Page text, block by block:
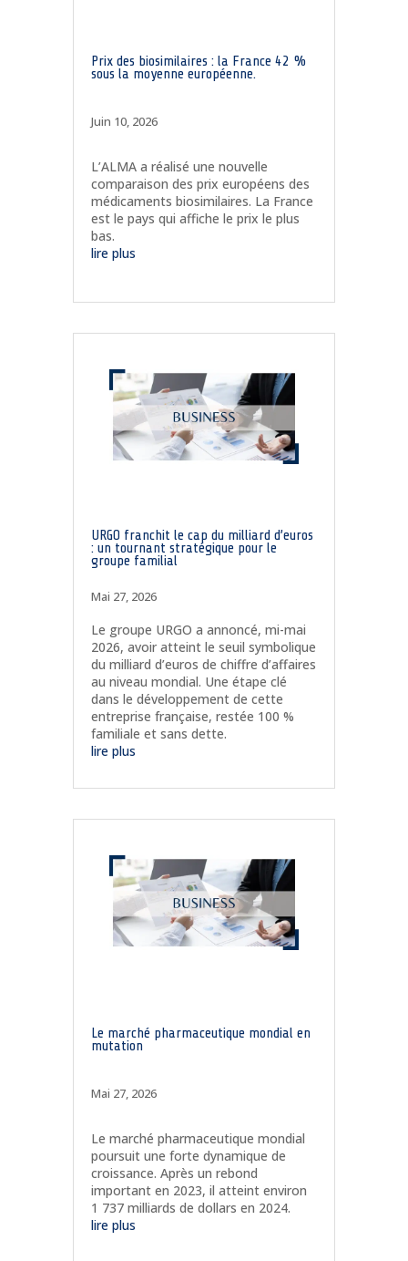
Prix des biosimilaires : la France 42 %
sous la moyenne européenne.
Juin 10, 2026
L’ALMA a réalisé une nouvelle
comparaison des prix européens des
médicaments biosimilaires. La France
est le pays qui affiche le prix le plus
bas.
lire plus
URGO franchit le cap du milliard d’euros
: un tournant stratégique pour le
groupe familial
Mai 27, 2026
Le groupe URGO a annoncé, mi-mai
2026, avoir atteint le seuil symbolique
du milliard d’euros de chiffre d’affaires
au niveau mondial. Une étape clé
dans le développement de cette
entreprise française, restée 100 %
familiale et sans dette.
lire plus
Le marché pharmaceutique mondial en
mutation
Mai 27, 2026
Le marché pharmaceutique mondial
poursuit une forte dynamique de
croissance. Après un rebond
important en 2023, il atteint environ
1 737 milliards de dollars en 2024.
lire plus